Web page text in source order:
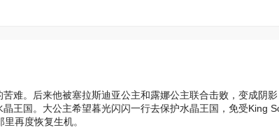
难。后来他被塞拉斯迪亚公主和露娜公主联合击败，变成阴
国。大公主希望暮光闪闪一行去保护水晶王国，免受King
再度恢复生机。